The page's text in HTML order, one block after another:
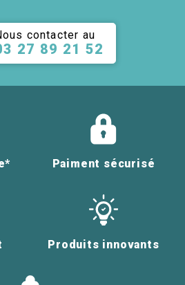
contacter au
27 89 21 52
Paiment sécurisé
Produits innovants